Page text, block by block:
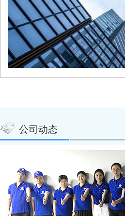
公司动态